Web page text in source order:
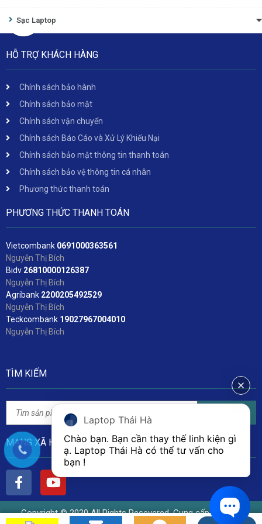
Sạc Laptop
HỖ TRỢ KHÁCH HÀNG
Chính sách bảo hành
Chính sách bảo mật
Chính sách vận chuyển
Chính sách Báo Cáo và Xử Lý Khiếu Nại
Chính sách bảo mật thông tin thanh toán
Chính sách bảo vệ thông tin cá nhân
Phương thức thanh toán
PHƯƠNG THỨC THANH TOÁN
Vietcombank 0691000363561
Nguyễn Thị Bích
Bidv 26810000126387
Nguyễn Thị Bích
Agribank 2200205492529
Nguyễn Thị Bích
Teckcombank 19027967004010
Nguyễn Thị Bích
TÌM KIẾM
MẠNG XÃ HỘI
Copyright © 2020 All Rights Resevered. Cung cấp bởi Linh
Laptop Thái Hà
Chào bạn. Bạn cần thay thế linh kiện gì
ạ. Laptop Thái Hà có thể tư vấn cho
bạn !